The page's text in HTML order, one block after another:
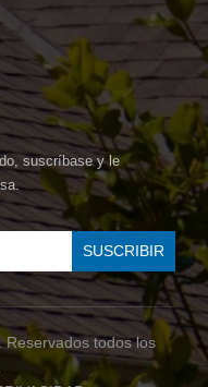
suscríbase y le
Reservados todos los